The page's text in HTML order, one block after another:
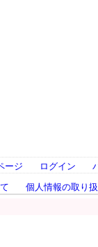
ージ ログイン
個人情報の取り